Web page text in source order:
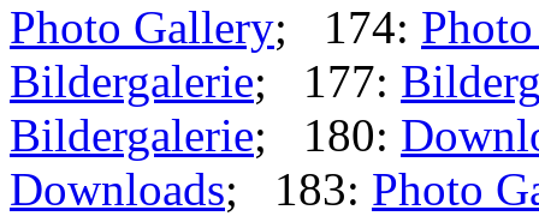
Photo Gallery; 174:
Bildergalerie; 177:
Bildergalerie; 180:
Downloads; 183: Photo